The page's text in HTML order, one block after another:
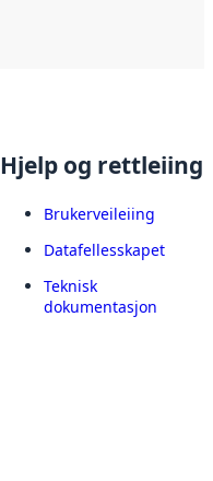
Hjelp og rettleiing
Brukerveileiing
Datafellesskapet
Teknisk
dokumentasjon